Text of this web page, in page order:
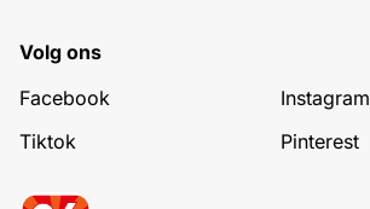
Volg ons
Facebook
Instagram
Tiktok
Pinterest